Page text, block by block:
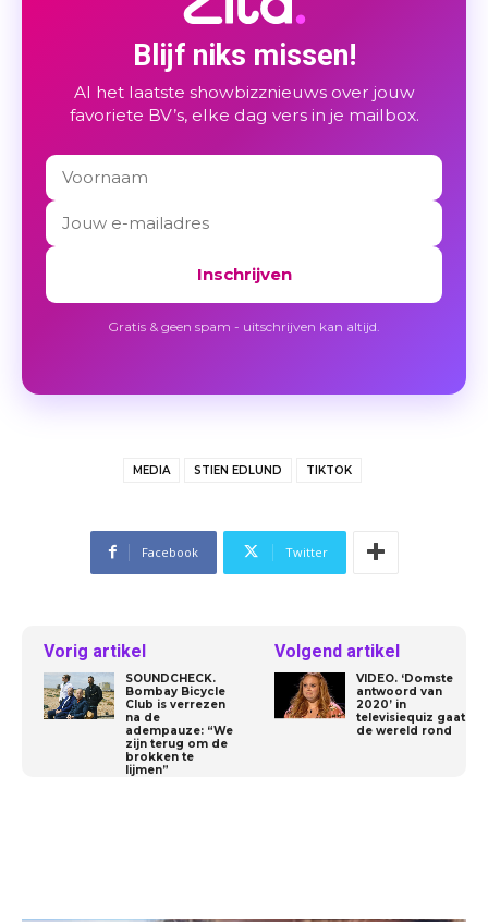
Blijf niks missen!
Al het laatste showbizznieuws over jouw
favoriete BV’s, elke dag vers in je mailbox.
Inschrijven
Gratis & geen spam - uitschrijven kan altijd.
MEDIA STIEN EDLUND TIKTOK
Facebook Twitter
Vorig artikel
SOUNDCHECK.
Bombay Bicycle
Club is verrezen
na de
adempauze: “We
zijn terug om de
brokken te
lijmen”
Volgend artikel
VIDEO. ‘Domste
antwoord van
2020’ in
televisiequiz gaat
de wereld rond